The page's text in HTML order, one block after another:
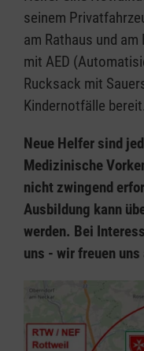
seinem
am Rathaus und
mit AED
Rucksack mit
Kindernotfälle bereit.
Neue Helfer sind
Medizinische
nicht zwingend
Ausbildung kann
werden. Bei
uns - wir freuen